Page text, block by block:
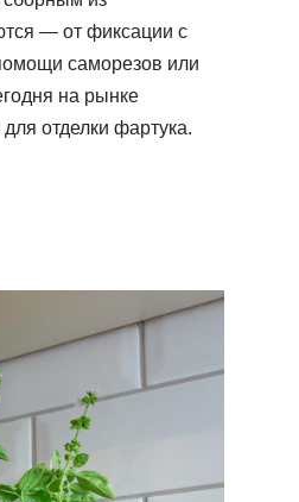
— от фиксации с
саморезов или
на рынке
отделки фартука.